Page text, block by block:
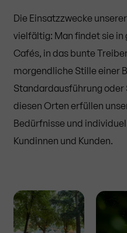
Die Einsatzzwecke
vielfältig: Man findet sie in
Cafés, in das bunte
morgendliche Stille einer
Standardausführung oder
diesen Orten erfüllen
Bedürfnisse und
Kundinnen und Kunden.